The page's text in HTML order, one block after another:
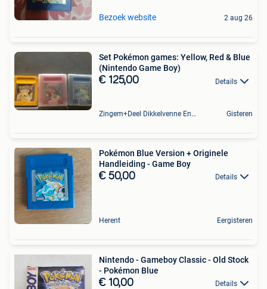
Bezoek website 2 aug 26
Set Pokémon games: Yellow, Red & Blue
(Nintendo Game Boy)
€ 125,00 Details
Zingem+Deel Dikkelvenne En Nederzwalm-Hermelgem Gisteren
Pokémon Blue Version + Originele
Handleiding - Game Boy
€ 50,00 Details
Herent Eergisteren
Nintendo - Gameboy Classic - Old Stock
- Pokémon Blue
€ 10,00 Details